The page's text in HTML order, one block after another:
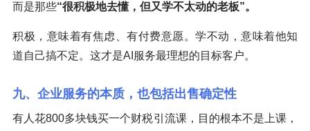
而是那些“很积极地去懂，但又学不太动的老板”。
积极，意味着有焦虑、有付费意愿。学不动，意味着他知
道自己搞不定。这才是AI服务最理想的目标客户。
九、企业服务的本质，也包括出售确定性
有人花800多块钱买一个财税引流课，目的根本不是上课，